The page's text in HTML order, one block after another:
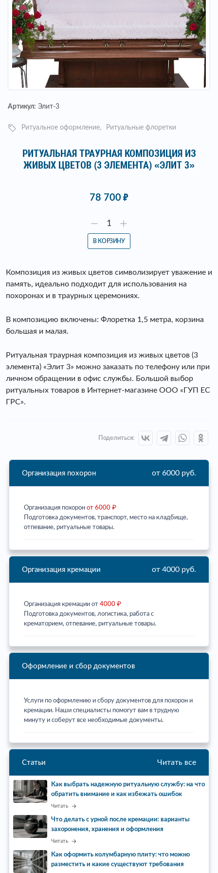
Артикул: Элит-3
Ритуальное оформление Ритуальные флоретки
РИТУАЛЬНАЯ ТРАУРНАЯ КОМПОЗИЦИЯ ИЗ
ЖИВЫХ ЦВЕТОВ (3 ЭЛЕМЕНТА) «ЭЛИТ 3»
78 700
В КОРЗИНУ
Композиция из живых цветов символизирует уважение и
память, идеально подходит для использования на
похоронах и в траурных церемониях.
В композицию включены: Флоретка 1,5 метра, корзина
большая и малая.
Ритуальная траурная композиция из живых цветов (3
элемента) «Элит 3» можно заказать по телефону или при
личном обращении в офис службы. Большой выбор
ритуальных товаров в Интернет-магазине ООО «ГУП ЕС
ГРС».
Поделиться:
Организация похорон от 6000 руб.
Организация похорон от 6000 ₽
Подготовка документов, транспорт, место на кладбище,
отпевание, ритуальные товары.
Организация кремации от 4000 руб.
Организация кремации от 4000 ₽
Подготовка документов, логистика, работа с
крематорием, отпевание, ритуальные товары.
Оформление и сбор документов
Услуги по оформлению и сбору документов для похорон и
кремации. Наши специалисты помогут вам в трудную
минуту и соберут все необходимые документы.
Статьи Читать все
Как выбрать надежную ритуальную службу: на что
обратить внимание и как избежать ошибок
Читать
Что делать с урной после кремации: варианты
захоронения, хранения и оформления
Читать
Как оформить колумбарную плиту: что можно
разместить и какие существуют требования